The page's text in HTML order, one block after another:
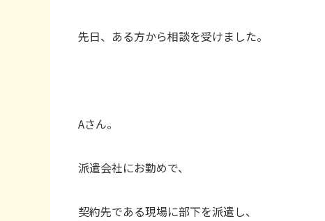
先日、ある方から相談を受けました。
Aさん。
派遣会社にお勤めで、
契約先である現場に部下を派遣し、